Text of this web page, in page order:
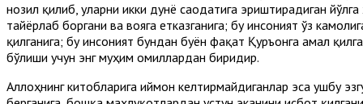
нозил қилиб, уларни икки дунё саодатига эриштирадиган
тайёрлаб боргани ва вояга етказганига; бу инсоният ўз
қилганига; бу инсоният бундан буён фақат Қуръонга амал
бўлиши учун энг муҳим омиллардан биридир.
Аллоҳнинг китобларига иймон келтирмайдиганлар эса ушбу